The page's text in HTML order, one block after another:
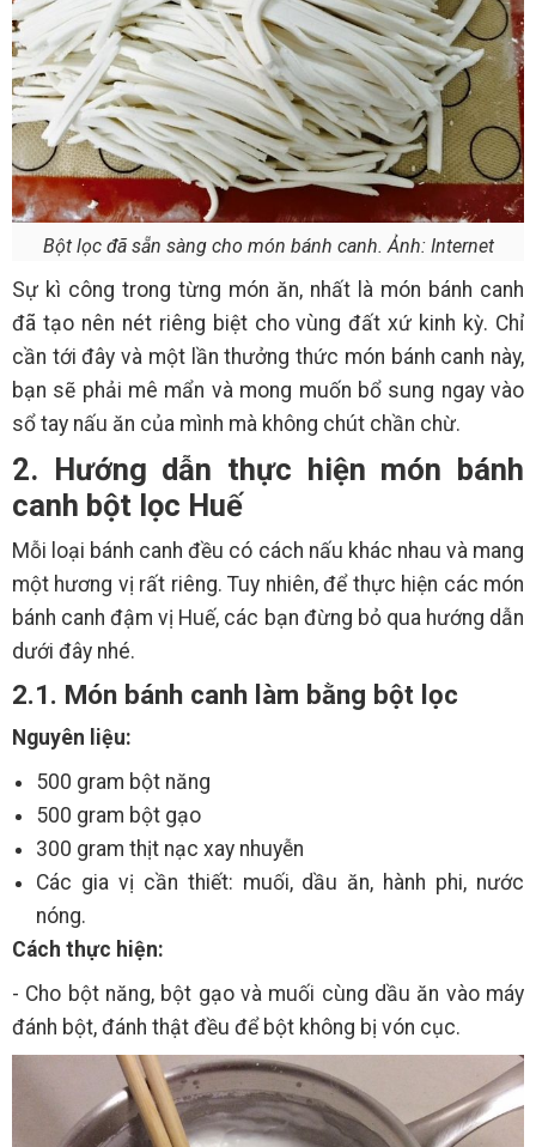
Bột lọc đã sẵn sàng cho món bánh canh. Ảnh: Internet
Sự kì công trong từng món ăn, nhất là món bánh canh
đã tạo nên nét riêng biệt cho vùng đất xứ kinh kỳ. Chỉ
cần tới đây và một lần thưởng thức món bánh canh này,
bạn sẽ phải mê mẩn và mong muốn bổ sung ngay vào
sổ tay nấu ăn của mình mà không chút chần chừ.
2. Hướng dẫn thực hiện món bánh
canh bột lọc Huế
Mỗi loại bánh canh đều có cách nấu khác nhau và mang
một hương vị rất riêng. Tuy nhiên, để thực hiện các món
bánh canh đậm vị Huế, các bạn đừng bỏ qua hướng dẫn
dưới đây nhé.
2.1. Món bánh canh làm bằng bột lọc
Nguyên liệu:
500 gram bột năng
500 gram bột gạo
300 gram thịt nạc xay nhuyễn
Các gia vị cần thiết: muối, dầu ăn, hành phi, nước
nóng.
Cách thực hiện:
- Cho bột năng, bột gạo và muối cùng dầu ăn vào máy
đánh bột, đánh thật đều để bột không bị vón cục.